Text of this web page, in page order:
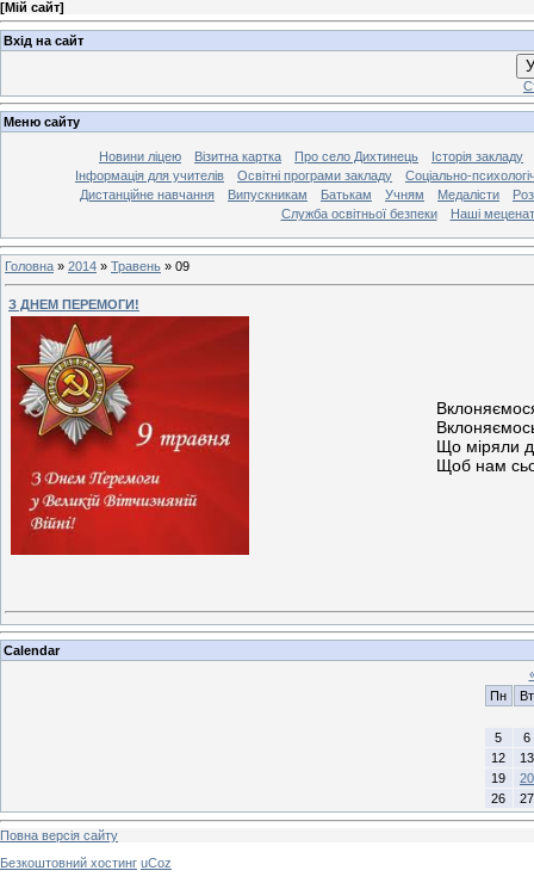
[Мій сайт]
Вхід на сайт
Меню сайту
Новини ліцею Візитна картка Про село Дихтинець
Історія закладу
Інформація для учителів
Освітні програми закладу
Соціально-
Дистанційне навчання
Випускникам Батькам Учням Медалісти
Служба освітньої безпеки
Наші
Головна » 2014 » Травень » 09
З ДНЕМ ПЕРЕМОГИ!
Що міряли
Щоб нам
Calendar
Пн
Вт
5
6
12
13
19
20
26
27
Повна версія сайту
Безкоштовний хостинг uCoz